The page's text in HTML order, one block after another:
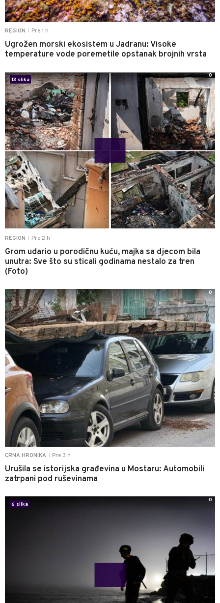
REGION Pre 1 h
Ugrožen morski ekosistem u Jadranu: Visoke
temperature vode poremetile opstanak brojnih vrsta
REGION Pre 2 h
Grom udario u porodičnu kuću, majka sa djecom bila
unutra: Sve što su sticali godinama nestalo za tren
(Foto)
13 slika
0
CRNA HRONIKA Pre 3 h
Urušila se istorijska građevina u Mostaru: Automobili
zatrpani pod ruševinama
0
6 slika
0